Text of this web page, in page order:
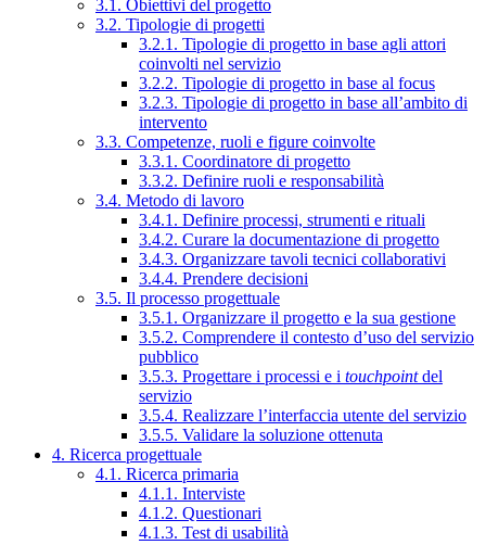
3.1. Obiettivi del progetto
3.2. Tipologie di progetti
3.2.1. Tipologie di progetto in base agli attori
coinvolti nel servizio
3.2.2. Tipologie di progetto in base al focus
3.2.3. Tipologie di progetto in base all’ambito di
intervento
3.3. Competenze, ruoli e figure coinvolte
3.3.1. Coordinatore di progetto
3.3.2. Definire ruoli e responsabilità
3.4. Metodo di lavoro
3.4.1. Definire processi, strumenti e rituali
3.4.2. Curare la documentazione di progetto
3.4.3. Organizzare tavoli tecnici collaborativi
3.4.4. Prendere decisioni
3.5. Il processo progettuale
3.5.1. Organizzare il progetto e la sua gestione
3.5.2. Comprendere il contesto d’uso del servizio
pubblico
3.5.3. Progettare i processi e i touchpointdel
servizio
3.5.4. Realizzare l’interfaccia utente del servizio
3.5.5. Validare la soluzione ottenuta
4. Ricerca progettuale
4.1. Ricerca primaria
4.1.1. Interviste
4.1.2. Questionari
4.1.3. Test di usabilità